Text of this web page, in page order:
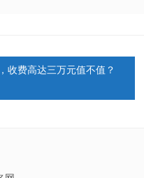
收费高达三万元值不值？